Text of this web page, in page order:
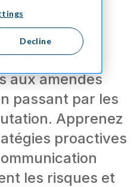
Decline
réel des
en
plusieurs
aux amendes
passant par les
Apprenez
proactives
les risques et